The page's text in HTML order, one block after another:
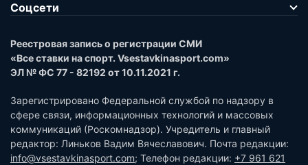
Соцсети
Реестровая запись о регистрации СМИ
«Все ставки на спорт. Vsestavkinasport.com»
ЭЛ № ФС 77 - 82192 от 10.11.2021 г.
Зарегистрировано Федеральной службой по надзору в
сфере связи, информационных технологий и массовых
коммуникаций (Роскомнадзор). Учредитель и главный
редактор: Линьков Вадим Вячеславович. Почта редакции:
info@vsestavkinasport.com; Телефон редакции: +7 961 621